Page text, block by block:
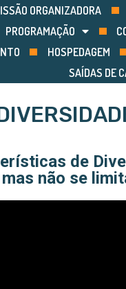
ORGANIZADORA
PROGRAMAÇÃO
HOSPEDAGEM
SAÍDAS DE
de
não se